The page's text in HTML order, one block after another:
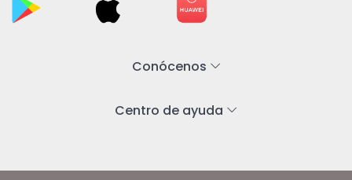
Conócenos
Centro de ayuda